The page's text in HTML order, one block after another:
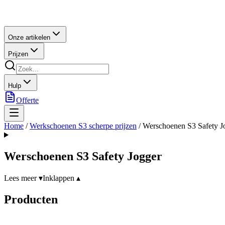
Onze artikelen
Prijzen
Hulp
Offerte
Home /Werkschoenen S3 scherpe prijzen /Werschoenen S3 Safety
Werschoenen S3 Safety Jogger
Lees meer ▾Inklappen ▴
Producten